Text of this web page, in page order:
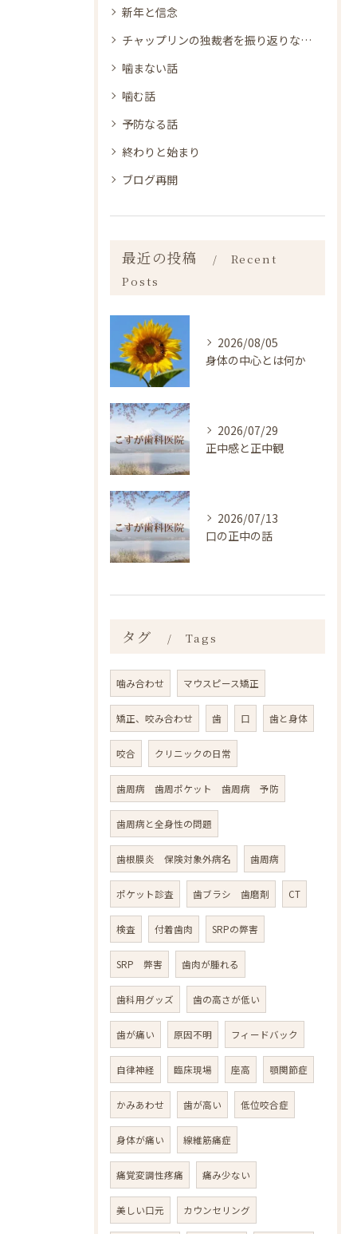
新年と信念
チャップリンの独裁者を振り返りながら
噛まない話
噛む話
予防なる話
終わりと始まり
ブログ再開
最近の投稿
Recent
Posts
2026/08/05
身体の中心とは何か
2026/07/29
正中感と正中観
2026/07/13
口の正中の話
タグ Tags
噛み合わせ マウスピース矯正
矯正、咬み合わせ 歯 口 歯と身体
咬合 クリニックの日常
歯周病 歯周ポケット 歯周病 予防
歯周病と全身性の問題
歯根膜炎 保険対象外病名 歯周病
ポケット診査 歯ブラシ 歯磨剤 CT
検査 付着歯肉 SRPの弊害
SRP 弊害 歯肉が腫れる
歯科用グッズ 歯の高さが低い
歯が痛い 原因不明 フィードバック
自律神経 臨床現場 座高 顎関節症
かみあわせ 歯が高い 低位咬合症
身体が痛い 線維筋痛症
痛覚変調性疼痛 痛み少ない
美しい口元 カウンセリング